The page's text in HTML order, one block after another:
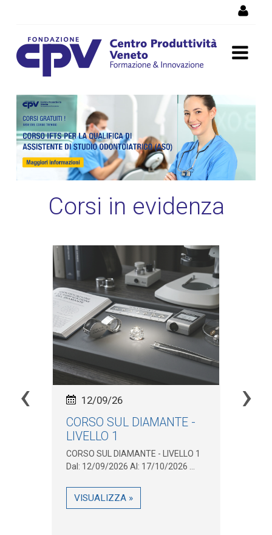
Corsi di formazione
Vicenza, corsi professionali
e per disoccupati
Corsi in evidenza
CORSO SUL DIAMANTE -
LIVELLO 1
CORSO SUL DIAMANTE - LIVELLO 1
Dal: 12/09/2026 Al: 17/10/2026 ...
VISUALIZZA »
12/09/26
‹ ›